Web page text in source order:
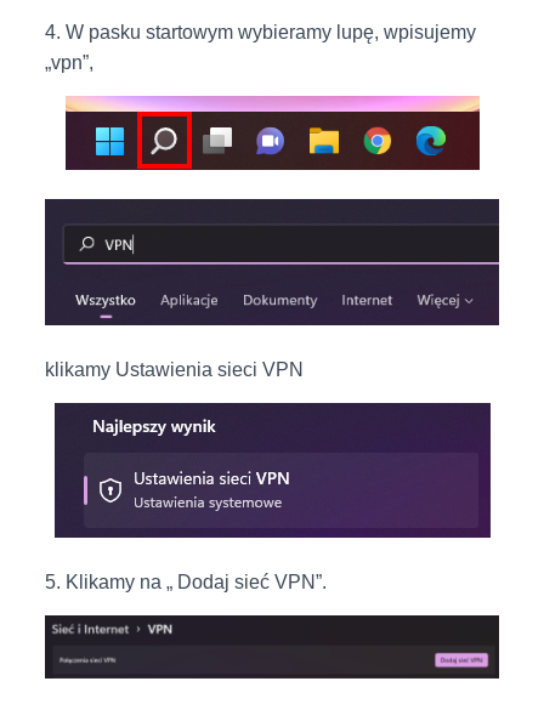
4. W pasku startowym wybieramy lupę, wpisujemy
„vpn”,
klikamy Ustawienia sieci VPN
5. Klikamy na „ Dodaj sieć VPN”.